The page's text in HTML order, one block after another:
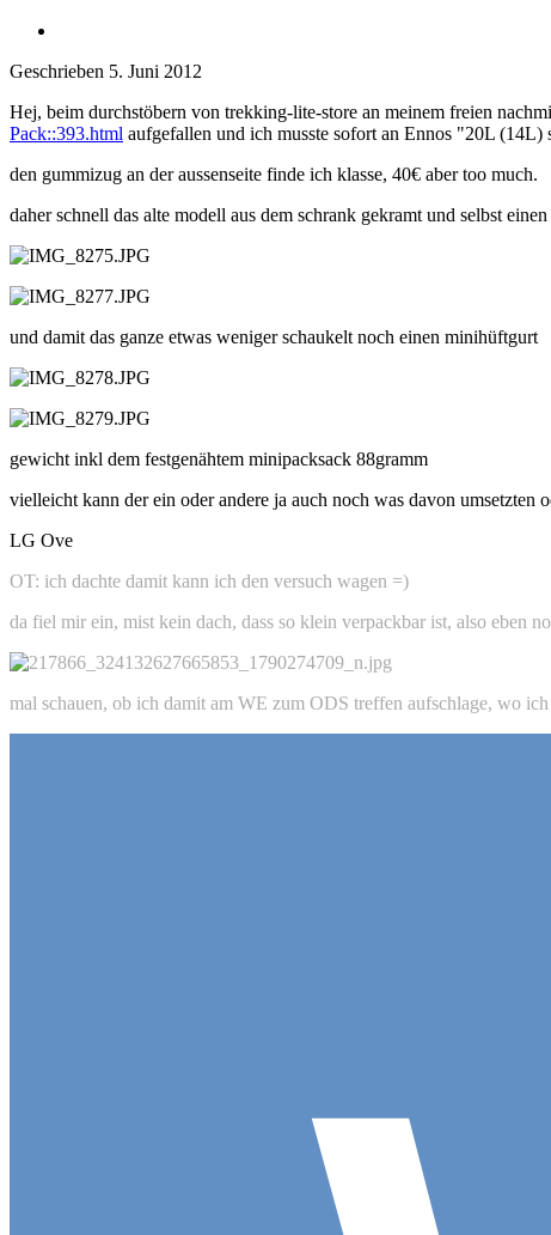
Geschrieben 5. Juni 2012
Hej, beim durchstöbern von trekking-lite-store an meinem freien
Pack::393.html aufgefallen und ich musste sofort an Ennos "20L
den gummizug an der aussenseite finde ich klasse, 40€ aber too much.
daher schnell das alte modell aus dem schrank gekramt und selbst
und damit das ganze etwas weniger schaukelt noch einen minihüftgurt
gewicht inkl dem festgenähtem minipacksack 88gramm
vielleicht kann der ein oder andere ja auch noch was davon umsetzten
LG Ove
OT: ich dachte damit kann ich den versuch wagen =)
da fiel mir ein, mist kein dach, dass so klein verpackbar ist, also eben
mal schauen, ob ich damit am WE zum ODS treffen aufschlage, wo